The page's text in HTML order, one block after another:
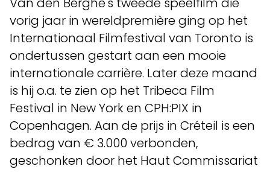
vorig jaar in wereldpremière ging op het
Internationaal Filmfestival van Toronto is
ondertussen gestart aan een mooie
internationale carrière. Later deze maand
is hij o.a. te zien op het Tribeca Film
Festival in New York en CPH:PIX in
Copenhagen. Aan de prijs in Créteil is een
bedrag van € 3.000 verbonden,
geschonken door het Haut Commissariat